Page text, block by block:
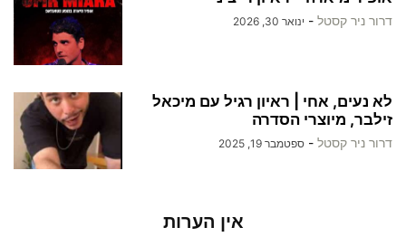
דרור ניר קסטל - ינואר 30, 2026
לא נעים, אחי | ראיון רגיל עם מיכאל
זילבר, מיוצרי הסדרה
דרור ניר קסטל - ספטמבר 19, 2025
אין הערות